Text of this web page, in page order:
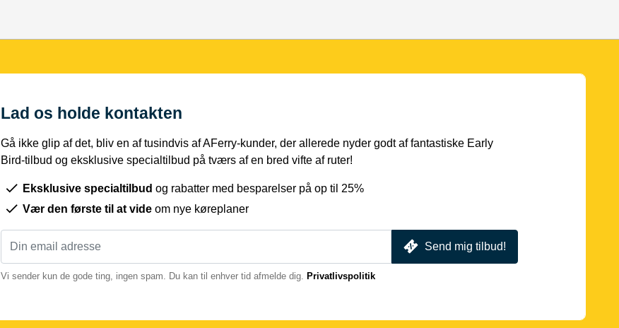
Lad os holde kontakten
Gå ikke glip af det, bliv en af tusindvis af AFerry-kunder, der allerede nyder godt af fantastiske Early
Bird-tilbud og eksklusive specialtilbud på tværs af en bred vifte af ruter!
Eksklusive specialtilbud og rabatter med besparelser på op til 25%
Vær den første til at vide om nye køreplaner
Send mig tilbud!
Vi sender kun de gode ting, ingen spam. Du kan til enhver tid afmelde dig. Privatlivspolitik